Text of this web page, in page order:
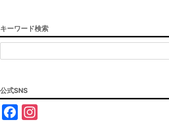
キーワード検索
索:
公式SNS
F